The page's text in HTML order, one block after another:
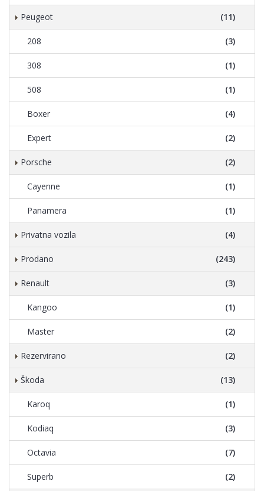
Peugeot (11)
208 (3)
308 (1)
508 (1)
Boxer (4)
Expert (2)
Porsche (2)
Cayenne (1)
Panamera (1)
Privatna vozila (4)
Prodano (243)
Renault (3)
Kangoo (1)
Master (2)
Rezervirano (2)
Škoda (13)
Karoq (1)
Kodiaq (3)
Octavia (7)
Superb (2)